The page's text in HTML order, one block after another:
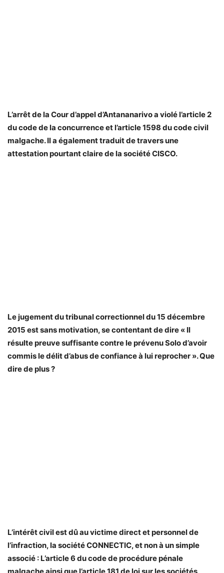
L’arrêt de la Cour d’appel d’Antananarivo a violé l’article 2
du code de la concurrence et l’article 1598 du code civil
malgache. Il a également traduit de travers une
attestation pourtant claire de la société CISCO.
Le jugement du tribunal correctionnel du 15 décembre
2015 est sans motivation, se contentant de dire « Il
résulte preuve suffisante contre le prévenu Solo d’avoir
commis le délit d’abus de confiance à lui reprocher ». Que
dire de plus ?
L’intérêt civil est dû au victime direct et personnel de
l’infraction, la société CONNECTIC, et non à un simple
associé : L’article 6 du code de procédure pénale